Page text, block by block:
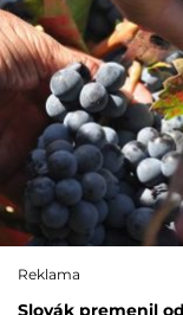
Reklama
Slovák premenil